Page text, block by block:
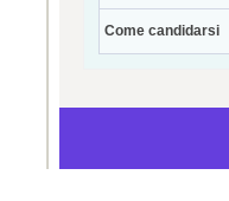
Come candidarsi